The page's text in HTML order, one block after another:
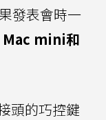
發表會時一
Mac mini和
頭的巧控鍵